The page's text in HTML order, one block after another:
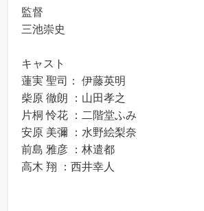
監督
三池崇史
キャスト
蓮実 聖司： 伊藤英明
柴原 徹朗 ：山田孝之
片桐 怜花 ：二階堂ふみ
安原 美彌 ：水野絵梨奈
前島 雅彦 ：林遣都
高木 翔 ：西井幸人